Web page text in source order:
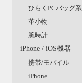
ひらくPCバッグ系
革小物
腕時計
iPhone / iOS機器
携帯/モバイル
iPhone